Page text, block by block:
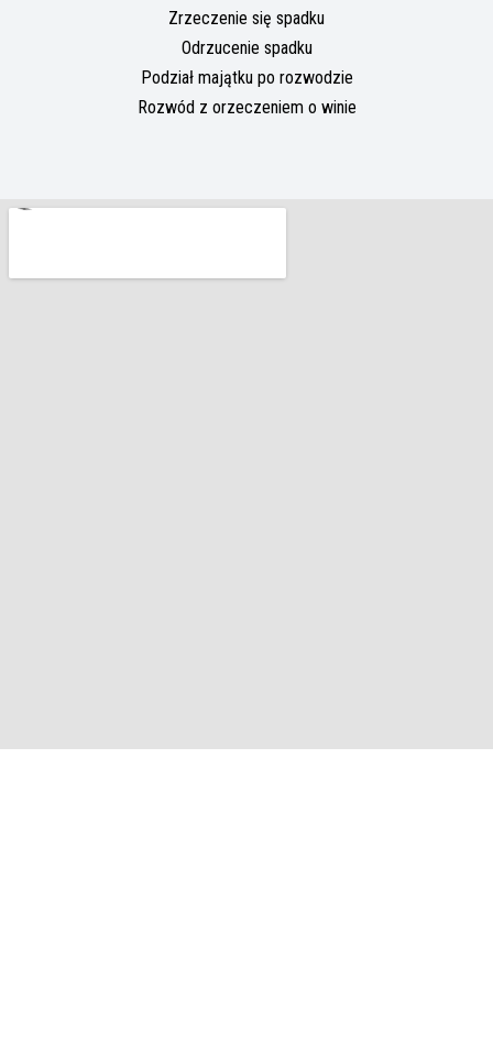
Zrzeczenie się spadku
Odrzucenie spadku
Podział majątku po rozwodzie
Rozwód z orzeczeniem o winie